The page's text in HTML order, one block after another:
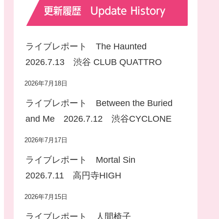
更新履歴 Update History
ライブレポート The Haunted
2026.7.13 渋谷 CLUB QUATTRO
2026年7月18日
ライブレポート Between the Buried
and Me 2026.7.12 渋谷CYCLONE
2026年7月17日
ライブレポート Mortal Sin
2026.7.11 高円寺HIGH
2026年7月15日
ライブレポート 人間椅子